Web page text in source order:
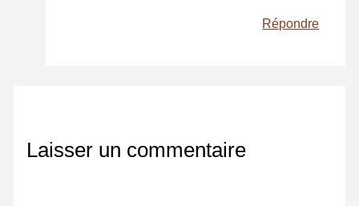
Répondre
Laisser un commentaire